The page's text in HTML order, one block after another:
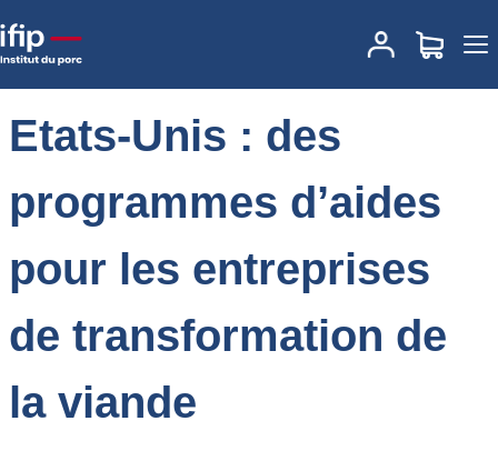
Accueil
Etats-Unis : des programmes d’aides pour les
entreprises de transformation de la viande
Etats-Unis : des
programmes d’aides
pour les entreprises
de transformation de
la viande